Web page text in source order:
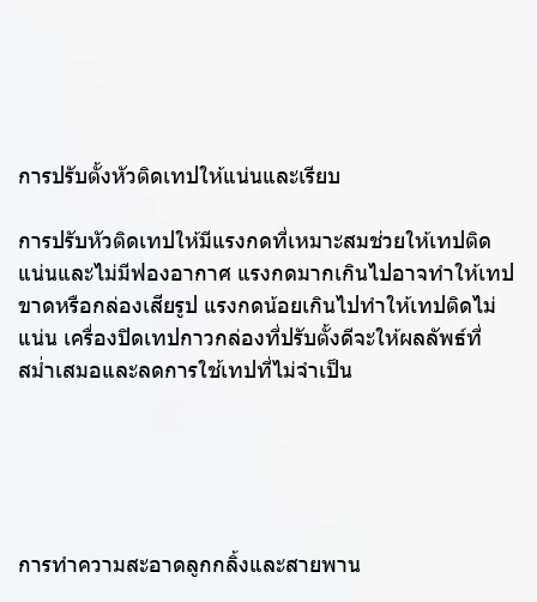
การปรับตั้งหัวติดเทปให้แน่นและเรียบ
การปรับหัวติดเทปให้มีแรงกดที่เหมาะสมช่วยให้เทปติด
แน่นและไม่มีฟองอากาศ แรงกดมากเกินไปอาจทำให้เทป
ขาดหรือกล่องเสียรูป แรงกดน้อยเกินไปทำให้เทปติดไม่
แน่น เครื่องปิดเทปกาวกล่องที่ปรับตั้งดีจะให้ผลลัพธ์ที่
สม่ำเสมอและลดการใช้เทปที่ไม่จำเป็น
การทำความสะอาดลูกกลิ้งและสายพาน